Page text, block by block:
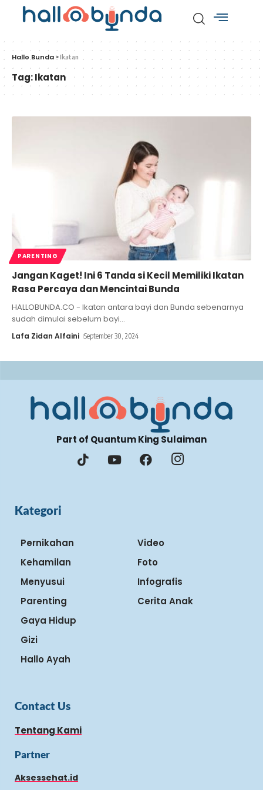
Hallo Bunda >Ikatan
Tag:Ikatan
PARENTING
Jangan Kaget! Ini 6 Tanda si Kecil Memiliki Ikatan
Rasa Percaya dan Mencintai Bunda
HALLOBUNDA.CO - Ikatan antara bayi dan Bunda sebenarnya
sudah dimulai sebelum bayi…
Lafa Zidan Alfaini September 30, 2024
Part of Quantum King Sulaiman
Kategori
Pernikahan
Kehamilan
Menyusui
Parenting
Gaya Hidup
Gizi
Hallo Ayah
Video
Foto
Infografis
Cerita Anak
Contact Us
Tentang Kami
Partner
Aksessehat.id